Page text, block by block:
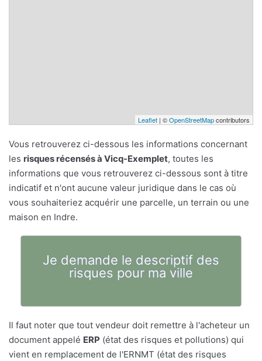
Leaflet | ©OpenStreetMapcontributors
Vous retrouverez ci-dessous les informations concernant
les risques récensés à Vicq-Exemplet, toutes les
informations que vous retrouverez ci-dessous sont à titre
indicatif et n'ont aucune valeur juridique dans le cas où
vous souhaiteriez acquérir une parcelle, un terrain ou une
maison en Indre.
Je demande le descriptif des
risques pour ma ville
Il faut noter que tout vendeur doit remettre à l'acheteur un
document appelé ERP (état des risques et pollutions) qui
vient en remplacement de l'ERNMT (état des risques